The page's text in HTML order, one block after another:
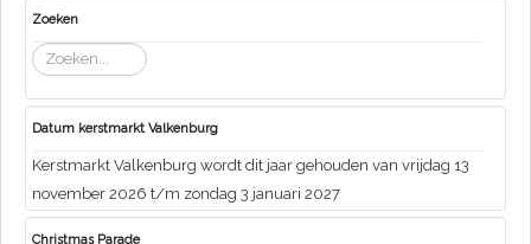
Zoeken
Zoeken...
Datum kerstmarkt Valkenburg
Kerstmarkt Valkenburg wordt dit jaar gehouden van vrijdag 13
november 2026 t/m zondag 3 januari 2027
Christmas Parade